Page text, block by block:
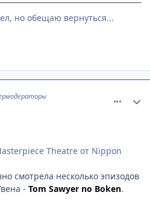
но обещаю вернуться...
Theatre от Nippon
смотрела несколько эпизодов
- Tom Sawyer no Boken.